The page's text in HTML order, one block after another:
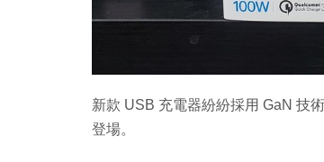
新款 USB 充電器紛紛採用 GaN 技
登場。